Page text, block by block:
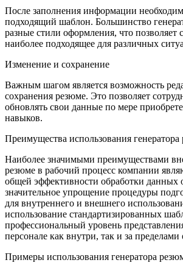
После заполнения информации
подходящий шаблон. Большинство
разные стили оформления, что позволяет
наиболее подходящее для различных
Изменение и сохранение
Важным шагом является возможность
сохранения резюме. Это позволяет
обновлять свои данные по мере
навыков.
Преимущества использования генератора
Наиболее значимыми преимуществами
резюме в рабочий процесс компании
общей эффективности обработки данных
значительное упрощение процедуры
для внутреннего и внешнего
использование стандартизированных
профессиональный уровень
персонале как внутри, так и за пределами
Примеры использования генератора